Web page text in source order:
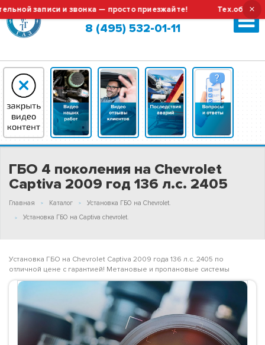
записи и звонка — просто приезжайте! ×
Москва (сменить город?)
8 (495) 532-01-11
ГБО 4 поколения на Chevrolet
Captiva 2009 год 136 л.с. 2405
Главная Каталог
Установка ГБО на Chevrolet.
Установка ГБО на Captiva chevrolet.
Установка ГБО на Chevrolet Captiva 2009 года 136 л.с. 2405 по
отличной цене с гарантией! Метановые и пропановые системы